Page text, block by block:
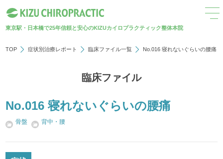
東京駅・日本橋で25年信頼と安心のKIZUカイロプラクティック整体本院
TOP 症状別治療レポート 臨床ファイル一覧 No.016 寝れないぐらいの腰痛
臨床ファイル
No.016 寝れないぐらいの腰痛
骨盤 背中・腰